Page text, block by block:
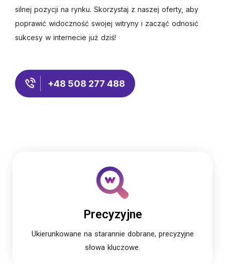
silnej pozycji na rynku. Skorzystaj z naszej oferty, aby
poprawić widoczność swojej witryny i zacząć odnosić
sukcesy w internecie już dziś!
+48 508 277 488
Precyzyjne
Ukierunkowane na starannie dobrane, precyzyjne
słowa kluczowe.